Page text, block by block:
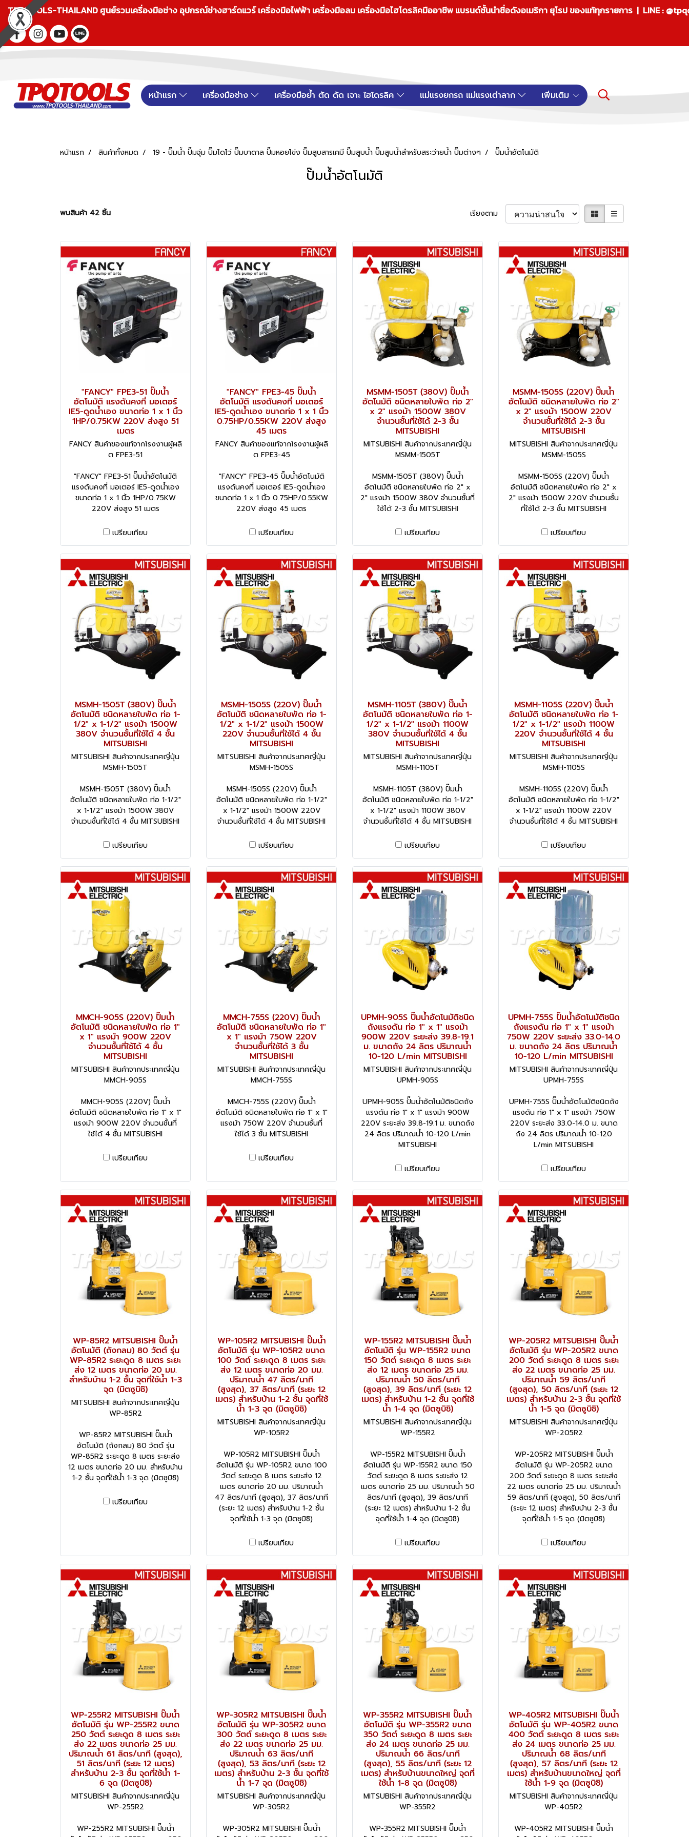
TPQTOOLS-THAILAND ศูนย์รวมเครื่องมือช่าง อุปกรณ์ช่างฮาร์ดแวร์ เครื่องมือไฟฟ้า เครื่องมือลม เครื่องมือไฮโดรลิคมืออาชีพ แบรนด์ชั้นนำชื่อดังอเมริกา ยุโรป ของแท้ทุกรายการ | LINE :
หน้าแรก เครื่องมือช่าง เครื่องมือย้ำ ตัด ดัด เจาะ ไฮโดรลิค แม่แรงยกรถ แม่แรงเต่าลาก เพิ่มเติม
หน้าแรก สินค้าทั้งหมด 19 - ปั๊มน้ำ ปั๊มจุ่ม ปั๊มไดโว่ ปั๊มบาดาล ปั๊มหอยโข่ง ปั๊มสูบสารเคมี ปั๊มสูบน้ำ ปั๊มสูบน้ำสำหรับสระว่ายน้ำ ปั๊มต่างๆ ปั๊มน้ำอัตโนมัติ
ปั๊มน้ำอัตโนมัติ
พบสินค้า 42 ชิ้น เรียงตาม
"FANCY" FPE3-51 ปั๊มน้ำ
อัตโนมัติ แรงดันคงที่ มอเตอร์
IE5-ดูดน้ำเอง ขนาดท่อ 1 x 1 นิ้ว
1HP/0.75KW 220V ส่งสูง 51
เมตร
FANCY สินค้าของแท้จากโรงงานผู้ผลิ
ต FPE3-51
"FANCY" FPE3-51 ปั๊มน้ำอัตโนมัติ
แรงดันคงที่ มอเตอร์ IE5-ดูดน้ำเอง
ขนาดท่อ 1 x 1 นิ้ว 1HP/0.75KW
220V ส่งสูง 51 เมตร
เปรียบเทียบ
"FANCY" FPE3-45 ปั๊มน้ำ
อัตโนมัติ แรงดันคงที่ มอเตอร์
IE5-ดูดน้ำเอง ขนาดท่อ 1 x 1 นิ้ว
0.75HP/0.55KW 220V ส่งสูง
45 เมตร
FANCY สินค้าของแท้จากโรงงานผู้ผลิ
ต FPE3-45
"FANCY" FPE3-45 ปั๊มน้ำอัตโนมัติ
แรงดันคงที่ มอเตอร์ IE5-ดูดน้ำเอง
ขนาดท่อ 1 x 1 นิ้ว 0.75HP/0.55KW
220V ส่งสูง 45 เมตร
เปรียบเทียบ
MSMM-1505T (380V) ปั๊มน้ำ
อัตโนมัติ ชนิดหลายใบพัด ท่อ 2"
x 2" แรงม้า 1500W 380V
จำนวนชั้นที่ใช้ได้ 2-3 ชั้น
MITSUBISHI
MITSUBISHI สินค้าจากประเทศญี่ปุ่น
MSMM-1505T
MSMM-1505T (380V) ปั๊มน้ำ
อัตโนมัติ ชนิดหลายใบพัด ท่อ 2" x
2" แรงม้า 1500W 380V จำนวนชั้นที่
ใช้ได้ 2-3 ชั้น MITSUBISHI
เปรียบเทียบ
MSMM-1505S (220V) ปั๊มน้ำ
อัตโนมัติ ชนิดหลายใบพัด ท่อ 2"
x 2" แรงม้า 1500W 220V
จำนวนชั้นที่ใช้ได้ 2-3 ชั้น
MITSUBISHI
MITSUBISHI สินค้าจากประเทศญี่ปุ่น
MSMM-1505S
MSMM-1505S (220V) ปั๊มน้ำ
อัตโนมัติ ชนิดหลายใบพัด ท่อ 2" x
2" แรงม้า 1500W 220V จำนวนชั้น
ที่ใช้ได้ 2-3 ชั้น MITSUBISHI
เปรียบเทียบ
MSMH-1505T (380V) ปั๊มน้ำ
อัตโนมัติ ชนิดหลายใบพัด ท่อ 1-
1/2" x 1-1/2" แรงม้า 1500W
380V จำนวนชั้นที่ใช้ได้ 4 ชั้น
MITSUBISHI
MITSUBISHI สินค้าจากประเทศญี่ปุ่น
MSMH-1505T
MSMH-1505T (380V) ปั๊มน้ำ
อัตโนมัติ ชนิดหลายใบพัด ท่อ 1-1/2"
x 1-1/2" แรงม้า 1500W 380V
จำนวนชั้นที่ใช้ได้ 4 ชั้น MITSUBISHI
เปรียบเทียบ
MSMH-1505S (220V) ปั๊มน้ำ
อัตโนมัติ ชนิดหลายใบพัด ท่อ 1-
1/2" x 1-1/2" แรงม้า 1500W
220V จำนวนชั้นที่ใช้ได้ 4 ชั้น
MITSUBISHI
MITSUBISHI สินค้าจากประเทศญี่ปุ่น
MSMH-1505S
MSMH-1505S (220V) ปั๊มน้ำ
อัตโนมัติ ชนิดหลายใบพัด ท่อ 1-1/2"
x 1-1/2" แรงม้า 1500W 220V
จำนวนชั้นที่ใช้ได้ 4 ชั้น MITSUBISHI
เปรียบเทียบ
MSMH-1105T (380V) ปั๊มน้ำ
อัตโนมัติ ชนิดหลายใบพัด ท่อ 1-
1/2" x 1-1/2" แรงม้า 1100W
380V จำนวนชั้นที่ใช้ได้ 4 ชั้น
MITSUBISHI
MITSUBISHI สินค้าจากประเทศญี่ปุ่น
MSMH-1105T
MSMH-1105T (380V) ปั๊มน้ำ
อัตโนมัติ ชนิดหลายใบพัด ท่อ 1-1/2"
x 1-1/2" แรงม้า 1100W 380V
จำนวนชั้นที่ใช้ได้ 4 ชั้น MITSUBISHI
เปรียบเทียบ
MSMH-1105S (220V) ปั๊มน้ำ
อัตโนมัติ ชนิดหลายใบพัด ท่อ 1-
1/2" x 1-1/2" แรงม้า 1100W
220V จำนวนชั้นที่ใช้ได้ 4 ชั้น
MITSUBISHI
MITSUBISHI สินค้าจากประเทศญี่ปุ่น
MSMH-1105S
MSMH-1105S (220V) ปั๊มน้ำ
อัตโนมัติ ชนิดหลายใบพัด ท่อ 1-1/2"
x 1-1/2" แรงม้า 1100W 220V
จำนวนชั้นที่ใช้ได้ 4 ชั้น MITSUBISHI
เปรียบเทียบ
MMCH-905S (220V) ปั๊มน้ำ
อัตโนมัติ ชนิดหลายใบพัด ท่อ 1"
x 1" แรงม้า 900W 220V
จำนวนชั้นที่ใช้ได้ 4 ชั้น
MITSUBISHI
MITSUBISHI สินค้าจากประเทศญี่ปุ่น
MMCH-905S
MMCH-905S (220V) ปั๊มน้ำ
อัตโนมัติ ชนิดหลายใบพัด ท่อ 1" x 1"
แรงม้า 900W 220V จำนวนชั้นที่
ใช้ได้ 4 ชั้น MITSUBISHI
เปรียบเทียบ
MMCH-755S (220V) ปั๊มน้ำ
อัตโนมัติ ชนิดหลายใบพัด ท่อ 1"
x 1" แรงม้า 750W 220V
จำนวนชั้นที่ใช้ได้ 3 ชั้น
MITSUBISHI
MITSUBISHI สินค้าจากประเทศญี่ปุ่น
MMCH-755S
MMCH-755S (220V) ปั๊มน้ำ
อัตโนมัติ ชนิดหลายใบพัด ท่อ 1" x 1"
แรงม้า 750W 220V จำนวนชั้นที่
ใช้ได้ 3 ชั้น MITSUBISHI
เปรียบเทียบ
UPMH-905S ปั๊มน้ำอัตโนมัติชนิด
ถังแรงดัน ท่อ 1" x 1" แรงม้า
900W 220V ระยะส่ง 39.8-19.1
ม. ขนาดถัง 24 ลิตร ปริมาณน้ำ
10-120 L/min MITSUBISHI
MITSUBISHI สินค้าจากประเทศญี่ปุ่น
UPMH-905S
UPMH-905S ปั๊มน้ำอัตโนมัติชนิดถัง
แรงดัน ท่อ 1" x 1" แรงม้า 900W
220V ระยะส่ง 39.8-19.1 ม. ขนาดถัง
24 ลิตร ปริมาณน้ำ 10-120 L/min
MITSUBISHI
เปรียบเทียบ
UPMH-755S ปั๊มน้ำอัตโนมัติชนิด
ถังแรงดัน ท่อ 1" x 1" แรงม้า
750W 220V ระยะส่ง 33.0-14.0
ม. ขนาดถัง 24 ลิตร ปริมาณน้ำ
10-120 L/min MITSUBISHI
MITSUBISHI สินค้าจากประเทศญี่ปุ่น
UPMH-755S
UPMH-755S ปั๊มน้ำอัตโนมัติชนิดถัง
แรงดัน ท่อ 1" x 1" แรงม้า 750W
220V ระยะส่ง 33.0-14.0 ม. ขนาด
ถัง 24 ลิตร ปริมาณน้ำ 10-120
L/min MITSUBISHI
เปรียบเทียบ
WP-85R2 MITSUBISHI ปั๊มน้ำ
อัตโนมัติ (ถังกลม) 80 วัตต์ รุ่น
WP-85R2 ระยะดูด 8 เมตร ระยะ
ส่ง 12 เมตร ขนาดท่อ 20 มม.
สำหรับบ้าน 1-2 ชั้น จุดที่ใช้น้ำ 1-3
จุด (มิตซูบิชิ)
MITSUBISHI สินค้าจากประเทศญี่ปุ่น
WP-85R2
WP-85R2 MITSUBISHI ปั๊มน้ำ
อัตโนมัติ (ถังกลม) 80 วัตต์ รุ่น
WP-85R2 ระยะดูด 8 เมตร ระยะส่ง
12 เมตร ขนาดท่อ 20 มม. สำหรับบ้าน
1-2 ชั้น จุดที่ใช้น้ำ 1-3 จุด (มิตซูบิชิ)
เปรียบเทียบ
WP-105R2 MITSUBISHI ปั๊มน้ำ
อัตโนมัติ รุ่น WP-105R2 ขนาด
100 วัตต์ ระยะดูด 8 เมตร ระยะ
ส่ง 12 เมตร ขนาดท่อ 20 มม.
ปริมาณน้ำ 47 ลิตร/นาที
(สูงสุด), 37 ลิตร/นาที (ระยะ 12
เมตร) สำหรับบ้าน 1-2 ชั้น จุดที่ใช้
น้ำ 1-3 จุด (มิตซูบิชิ)
MITSUBISHI สินค้าจากประเทศญี่ปุ่น
WP-105R2
WP-105R2 MITSUBISHI ปั๊มน้ำ
อัตโนมัติ รุ่น WP-105R2 ขนาด 100
วัตต์ ระยะดูด 8 เมตร ระยะส่ง 12
เมตร ขนาดท่อ 20 มม. ปริมาณน้ำ
47 ลิตร/นาที (สูงสุด), 37 ลิตร/นาที
(ระยะ 12 เมตร) สำหรับบ้าน 1-2 ชั้น
จุดที่ใช้น้ำ 1-3 จุด (มิตซูบิชิ)
เปรียบเทียบ
WP-155R2 MITSUBISHI ปั๊มน้ำ
อัตโนมัติ รุ่น WP-155R2 ขนาด
150 วัตต์ ระยะดูด 8 เมตร ระยะ
ส่ง 12 เมตร ขนาดท่อ 25 มม.
ปริมาณน้ำ 50 ลิตร/นาที
(สูงสุด), 39 ลิตร/นาที (ระยะ 12
เมตร) สำหรับบ้าน 1-2 ชั้น จุดที่ใช้
น้ำ 1-4 จุด (มิตซูบิชิ)
MITSUBISHI สินค้าจากประเทศญี่ปุ่น
WP-155R2
WP-155R2 MITSUBISHI ปั๊มน้ำ
อัตโนมัติ รุ่น WP-155R2 ขนาด 150
วัตต์ ระยะดูด 8 เมตร ระยะส่ง 12
เมตร ขนาดท่อ 25 มม. ปริมาณน้ำ 50
ลิตร/นาที (สูงสุด), 39 ลิตร/นาที
(ระยะ 12 เมตร) สำหรับบ้าน 1-2 ชั้น
จุดที่ใช้น้ำ 1-4 จุด (มิตซูบิชิ)
เปรียบเทียบ
WP-205R2 MITSUBISHI ปั๊มน้ำ
อัตโนมัติ รุ่น WP-205R2 ขนาด
200 วัตต์ ระยะดูด 8 เมตร ระยะ
ส่ง 22 เมตร ขนาดท่อ 25 มม.
ปริมาณน้ำ 59 ลิตร/นาที
(สูงสุด), 50 ลิตร/นาที (ระยะ 12
เมตร) สำหรับบ้าน 2-3 ชั้น จุดที่ใช้
น้ำ 1-5 จุด (มิตซูบิชิ)
MITSUBISHI สินค้าจากประเทศญี่ปุ่น
WP-205R2
WP-205R2 MITSUBISHI ปั๊มน้ำ
อัตโนมัติ รุ่น WP-205R2 ขนาด
200 วัตต์ ระยะดูด 8 เมตร ระยะส่ง
22 เมตร ขนาดท่อ 25 มม. ปริมาณน้ำ
59 ลิตร/นาที (สูงสุด), 50 ลิตร/นาที
(ระยะ 12 เมตร) สำหรับบ้าน 2-3 ชั้น
จุดที่ใช้น้ำ 1-5 จุด (มิตซูบิชิ)
เปรียบเทียบ
WP-255R2 MITSUBISHI ปั๊มน้ำ
อัตโนมัติ รุ่น WP-255R2 ขนาด
250 วัตต์ ระยะดูด 8 เมตร ระยะ
ส่ง 22 เมตร ขนาดท่อ 25 มม.
ปริมาณน้ำ 61 ลิตร/นาที (สูงสุด),
51 ลิตร/นาที (ระยะ 12 เมตร)
สำหรับบ้าน 2-3 ชั้น จุดที่ใช้น้ำ 1-
6 จุด (มิตซูบิชิ)
MITSUBISHI สินค้าจากประเทศญี่ปุ่น
WP-255R2
WP-255R2 MITSUBISHI ปั๊มน้ำ
WP-305R2 MITSUBISHI ปั๊มน้ำ
อัตโนมัติ รุ่น WP-305R2 ขนาด
300 วัตต์ ระยะดูด 8 เมตร ระยะ
ส่ง 22 เมตร ขนาดท่อ 25 มม.
ปริมาณน้ำ 63 ลิตร/นาที
(สูงสุด), 53 ลิตร/นาที (ระยะ 12
เมตร) สำหรับบ้าน 2-3 ชั้น จุดที่ใช้
น้ำ 1-7 จุด (มิตซูบิชิ)
MITSUBISHI สินค้าจากประเทศญี่ปุ่น
WP-305R2
WP-305R2 MITSUBISHI ปั๊มน้ำ
WP-355R2 MITSUBISHI ปั๊มน้ำ
อัตโนมัติ รุ่น WP-355R2 ขนาด
350 วัตต์ ระยะดูด 8 เมตร ระยะ
ส่ง 24 เมตร ขนาดท่อ 25 มม.
ปริมาณน้ำ 66 ลิตร/นาที
(สูงสุด), 55 ลิตร/นาที (ระยะ 12
เมตร) สำหรับบ้านขนาดใหญ่ จุดที่
ใช้น้ำ 1-8 จุด (มิตซูบิชิ)
MITSUBISHI สินค้าจากประเทศญี่ปุ่น
WP-355R2
WP-355R2 MITSUBISHI ปั๊มน้ำ
WP-405R2 MITSUBISHI ปั๊มน้ำ
อัตโนมัติ รุ่น WP-405R2 ขนาด
400 วัตต์ ระยะดูด 8 เมตร ระยะ
ส่ง 24 เมตร ขนาดท่อ 25 มม.
ปริมาณน้ำ 68 ลิตร/นาที
(สูงสุด), 57 ลิตร/นาที (ระยะ 12
เมตร) สำหรับบ้านขนาดใหญ่ จุดที่
ใช้น้ำ 1-9 จุด (มิตซูบิชิ)
MITSUBISHI สินค้าจากประเทศญี่ปุ่น
WP-405R2
WP-405R2 MITSUBISHI ปั๊มน้ำ